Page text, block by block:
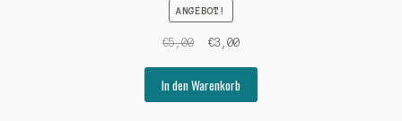
ANGEBOT!
€5,00
Ursprünglicher
war:
€5,00
€3,00Aktueller
ist:
€3,00.
In den Warenkorb